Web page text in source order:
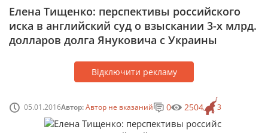
Елена Тищенко: перспективы российского
иска в английский суд о взыскании 3-х млрд.
долларов долга Януковича с Украины
Відключити рекламу
05.01.2016Автор:Автор не вказаний 3
0 2504